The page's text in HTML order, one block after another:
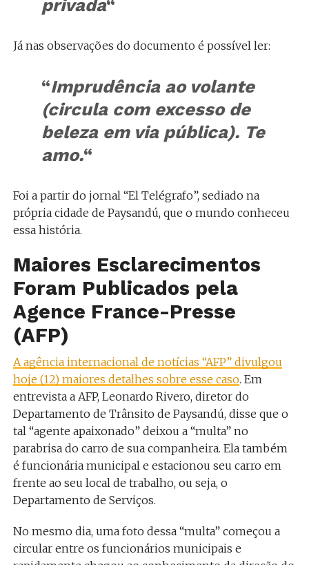
privada“
Já nas observações do documento é possível ler:
“Imprudência ao volante
(circula com excesso de
beleza em via pública). Te
amo.“
Foi a partir do jornal “El Telégrafo”, sediado na
própria cidade de Paysandú, que o mundo conheceu
essa história.
Maiores Esclarecimentos
Foram Publicados pela
Agence France-Presse
(AFP)
A agência internacional de notícias “AFP” divulgou
hoje (12) maiores detalhes sobre esse caso. Em
entrevista a AFP, Leonardo Rivero, diretor do
Departamento de Trânsito de Paysandú, disse que o
tal “agente apaixonado” deixou a “multa” no
parabrisa do carro de sua companheira. Ela também
é funcionária municipal e estacionou seu carro em
frente ao seu local de trabalho, ou seja, o
Departamento de Serviços.
No mesmo dia, uma foto dessa “multa” começou a
circular entre os funcionários municipais e